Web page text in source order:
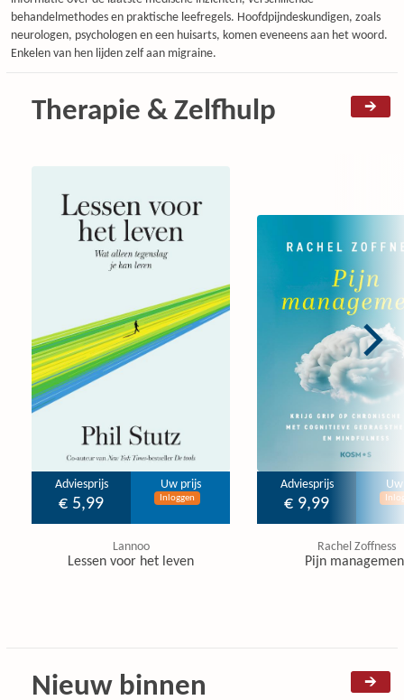
behandelmethodes en praktische leefregels. Hoofdpijndeskundigen, zoals
neurologen, psychologen en een huisarts, komen eveneens aan het woord.
Enkelen van hen lijden zelf aan migraine.
Therapie & Zelfhulp
Adviesprijs
€ 5,99
Uw prijs
Inloggen
Lannoo
Lessen voor het leven
Adviesprijs
€ 9,99
Rachel Zoffness
Pijn
Nieuw binnen